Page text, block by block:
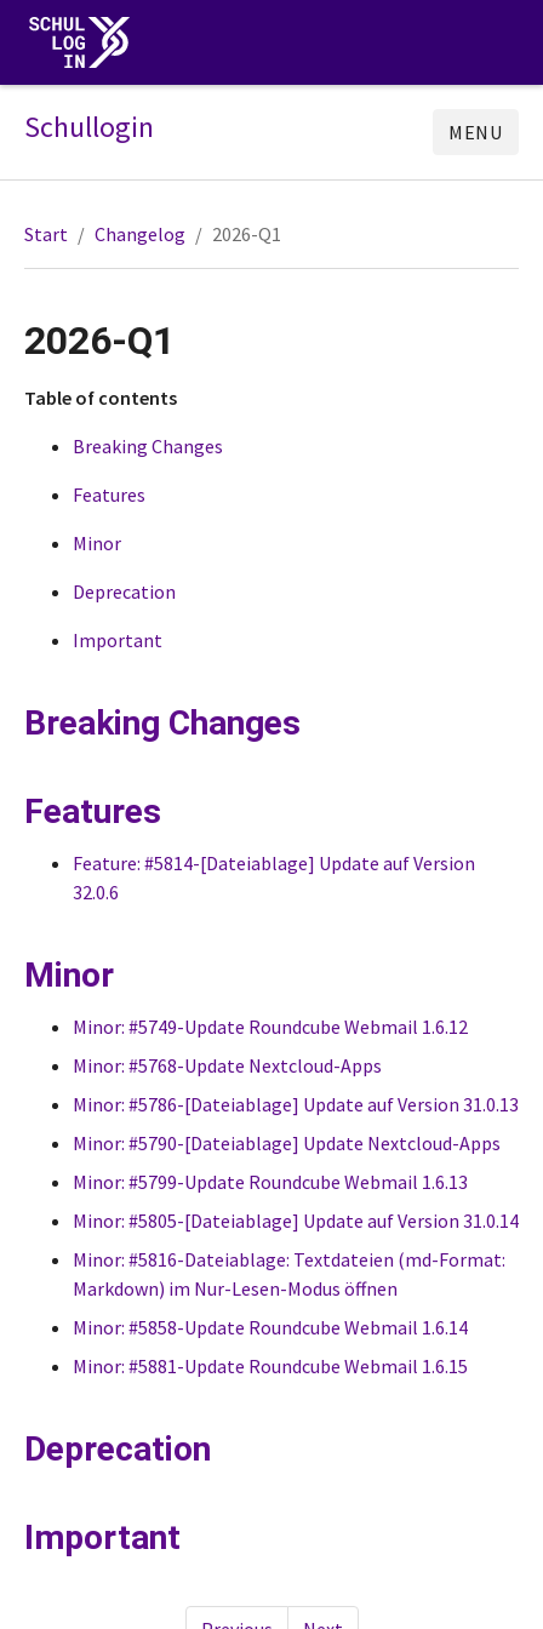
Schullogin MENU
Start Changelog 2026-Q1
2026-Q1
Table of contents
Breaking Changes
Features
Minor
Deprecation
Important
Breaking Changes
Features
Feature: #5814-[Dateiablage] Update auf Version
32.0.6
Minor
Minor: #5749-Update Roundcube Webmail 1.6.12
Minor: #5768-Update Nextcloud-Apps
Minor: #5786-[Dateiablage] Update auf Version 31.0.13
Minor: #5790-[Dateiablage] Update Nextcloud-Apps
Minor: #5799-Update Roundcube Webmail 1.6.13
Minor: #5805-[Dateiablage] Update auf Version 31.0.14
Minor: #5816-Dateiablage: Textdateien (md-Format:
Markdown) im Nur-Lesen-Modus öffnen
Minor: #5858-Update Roundcube Webmail 1.6.14
Minor: #5881-Update Roundcube Webmail 1.6.15
Deprecation
Important